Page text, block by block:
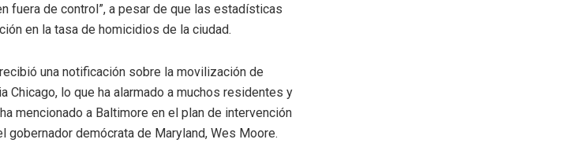
fuera de control”, a pesar de que las estadísticas
en la tasa de homicidios de la ciudad.
una notificación sobre la movilización de
Chicago, lo que ha alarmado a muchos residentes y
mencionado a Baltimore en el plan de intervención
gobernador demócrata de Maryland, Wes Moore.